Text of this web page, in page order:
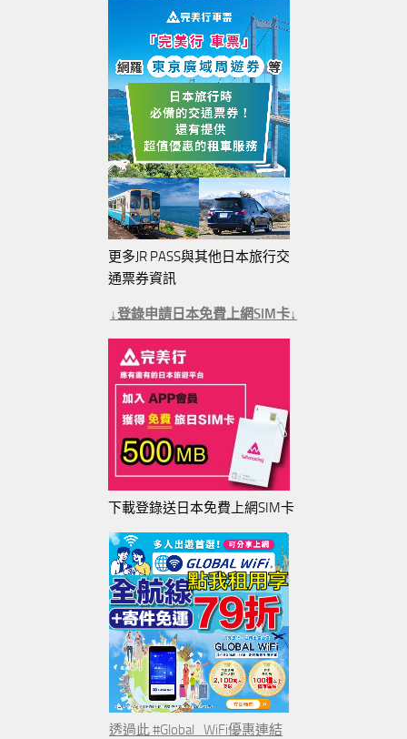
更多JR PASS與其他日本旅行交
通票券資訊
↓登錄申請日本免費上網SIM卡↓
下載登錄送日本免費上網SIM卡
透過此 #Global_WiFi優惠連結